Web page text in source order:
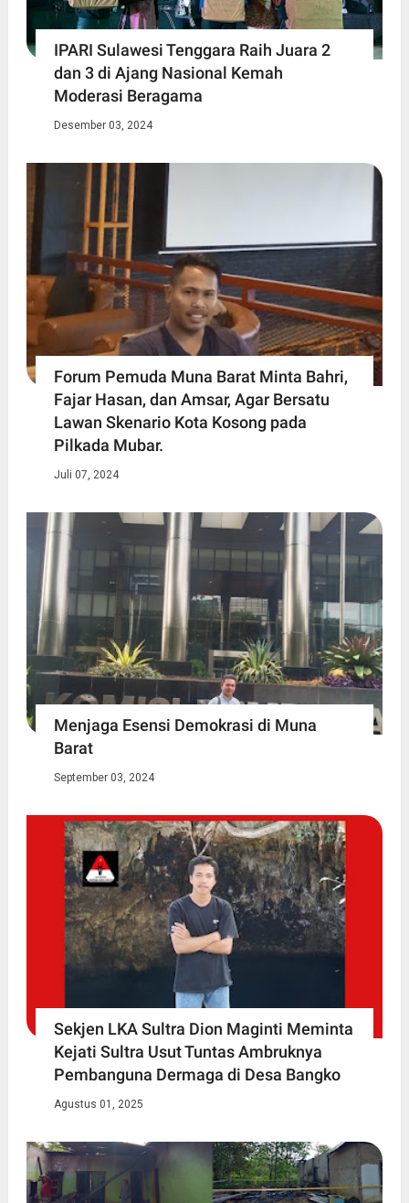
IPARI Sulawesi Tenggara Raih Juara 2
dan 3 di Ajang Nasional Kemah
Moderasi Beragama
Desember 03, 2024
Forum Pemuda Muna Barat Minta Bahri,
Fajar Hasan, dan Amsar, Agar Bersatu
Lawan Skenario Kota Kosong pada
Pilkada Mubar.
Juli 07, 2024
Menjaga Esensi Demokrasi di Muna
Barat
September 03, 2024
Sekjen LKA Sultra Dion Maginti Meminta
Kejati Sultra Usut Tuntas Ambruknya
Pembanguna Dermaga di Desa Bangko
Agustus 01, 2025